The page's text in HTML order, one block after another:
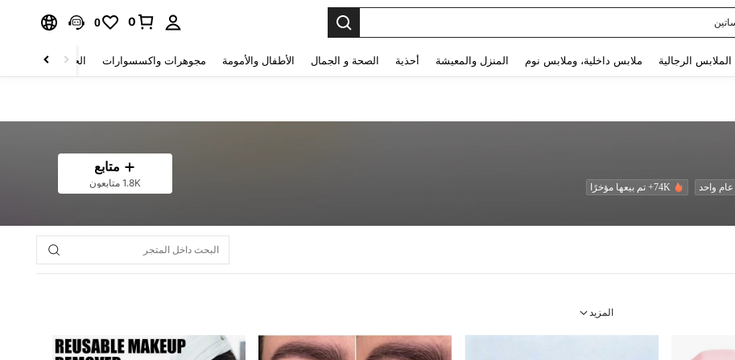
0
0
الملابس الرجالية ملابس داخلية، وملابس نوم المنزل والمعيشة أحذية الصحة و الجمال الأطفال والأمومة مجوهرات واكسسوارات الحقائب والأمتعة
واحد 74K+ تم بيعها مؤخرًا
متابع
1.8K متابعون
المزيد